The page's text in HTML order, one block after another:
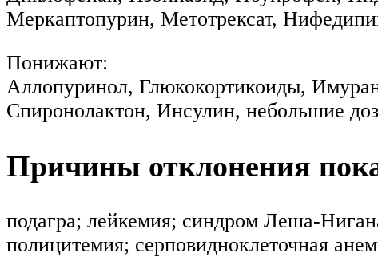
Меркаптопурин, Метотрексат,
Понижают:
Аллопуринол, Глюкокортикоиды,
Спиронолактон, Инсулин, небольшие
Причины отклонения
подагра; лейкемия; синдром Леша-
полицитемия; серповидноклеточная